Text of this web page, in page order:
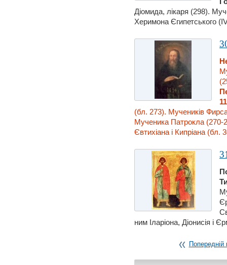
Діомида, лiкаря (298).
Херимона Єгипетського
(бл. 273). Мучеників
Мученика Патрокла (270-
Євтихiана i Кипрiана (бл.
ним Іларiона, Діонисiя i
Попередній